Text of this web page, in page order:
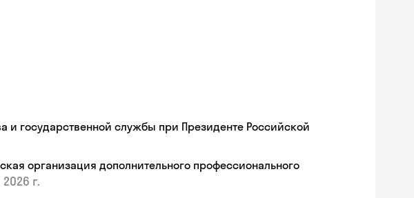
и государственной службы при Президенте Российской
организация дополнительного профессионального
2026 г.